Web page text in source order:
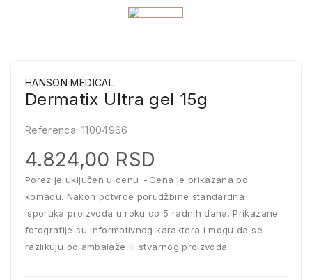
HANSON MEDICAL
Dermatix Ultra gel 15g
Referenca: 11004966
4.824,00 RSD
Porez je uključen u cenu
Cena je prikazana po
komadu. Nakon potvrde porudžbine standardna
isporuka proizvoda u roku do 5 radnih dana. Prikazane
fotografije su informativnog karaktera i mogu da se
razlikuju od ambalaže ili stvarnog proizvoda.